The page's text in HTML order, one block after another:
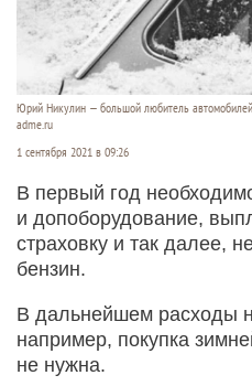
Юрий Никулин — большой любитель автомобилей
adme.ru
1 сентября 2021 в 09:26
В первый год
и допоборудование,
страховку и так далее,
бензин.
В дальнейшем расходы
например, покупка
не нужна.